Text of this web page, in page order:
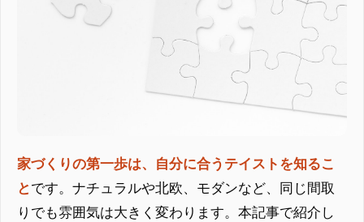
家づくりの第一歩は、自分に合うテイストを知るこ
とです。ナチュラルや北欧、モダンなど、同じ間取
りでも雰囲気は大きく変わります。本記事で紹介し